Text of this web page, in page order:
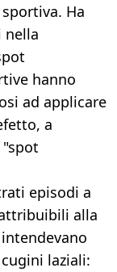
Ha
nella
hanno
ad applicare
a
episodi a
alla
laziali: